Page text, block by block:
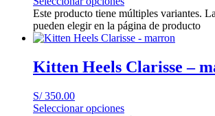
Este producto tiene múltiples variantes.
pueden elegir en la página de producto
Kitten Heels Clarisse –
S/350.00
Seleccionar opciones